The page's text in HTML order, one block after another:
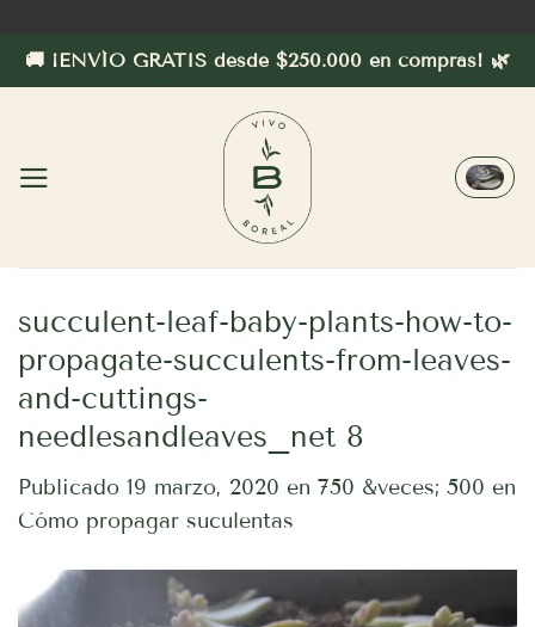
contenido
🚚 ¡ENVÍO GRATIS desde $250.000 en compras! 🌿
succulent-leaf-baby-plants-how-to-
propagate-succulents-from-leaves-
and-cuttings-
needlesandleaves_net 8
Publicado 19 marzo, 2020 en 750 &veces; 500 en
Cómo propagar suculentas